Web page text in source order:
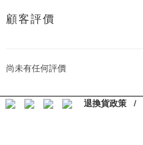
顧客評價
尚未有任何評價
退換貨政策/